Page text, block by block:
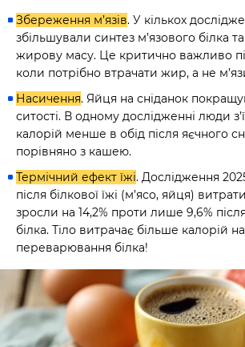
Збереження м’язів. У кількох
збільшували синтез м’язового білка
жирову масу. Це критично важливо
коли потрібно втрачати жир, а не
Насичення. Яйця на сніданок
ситості. В одному дослідженні люди
калорій менше в обід після яєчного
порівняно з кашею.
Термічний ефект їжі. Дослідження
після білкової їжі (м’ясо, яйця)
зросли на 14,2% проти лише 9,6%
білка. Тіло витрачає більше калорій на
переварювання білка!